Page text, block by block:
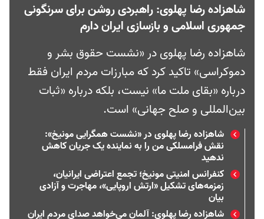
شاهزاده رضا پهلوی: راهبردی روشن برای سرنگونی
جمهوری اسلامی و بازسازی ایران دارم
شاهزاده رضا پهلوی در «نشست حقوق بشر و
دموکراسی» تاکید کرد که مبارزات مردم ایران فقط
درباره «بقای ملت ما» نیست، بلکه درباره «ثبات
بین‌المللی و صلح جهانی» است.
شاهزاده رضا پهلوی در «نشست همگرایی مونیخ»:
نقش فرامسلکی من را به نماینده یک جریان کاهش
ندهید
کنفرانس امنیتی مونیخ؛ تجمع اعتراضی ایرانیان،
زمزمه‌های تشکیل «ارتش اروپایی»، مهاجرت و آزادی
بیان
شاهزاده رضا پهلوی: آلمان می‌خواهد صدای مردم ایران